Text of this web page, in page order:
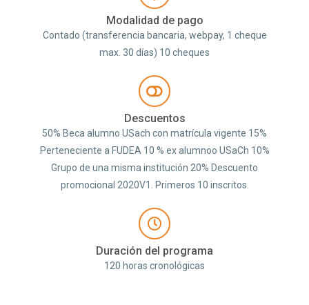
Modalidad de pago
Contado (transferencia bancaria, webpay, 1 cheque
max. 30 días) 10 cheques
Descuentos
50% Beca alumno USach con matrícula vigente 15%
Perteneciente a FUDEA 10 % ex alumnoo USaCh 10%
Grupo de una misma institución 20% Descuento
promocional 2020V1. Primeros 10 inscritos.
Duración del programa
120 horas cronológicas